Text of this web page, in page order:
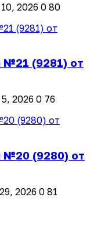
2026 0 80
№21 (9281) от
2026 0 76
№20 (9280) от
2026 0 81